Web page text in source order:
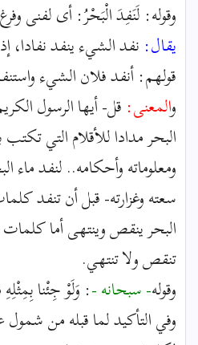
وقوله: لَنَفِدَ الْبَحْرُ: أى لفنى
يقال: نفد الشيء ينفد نفادا،
قولهم: أنفد فلان الشيء
والمعنى: قل- أيها الرسول
البحر مدادا للأقلام التي
ومعلوماته وأحكامه.. لنفد ماء
سعته وغزارته- قبل أن تنفد
البحر ينقص وينتهى أما كلمات
تنقص ولا تنتهي.
وقوله- سبحانه -: وَلَوْ جِئْنا
وفي التأكيد لما قبله من شمول